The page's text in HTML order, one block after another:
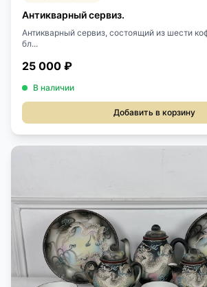
Антикварный сервиз.
Антикварный сервиз, состоящий из шести
бл...
25 000 ₽
В наличии
Добавить в корзину